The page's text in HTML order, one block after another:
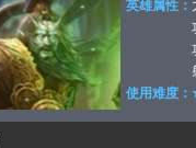
英雄属性：
使用难度：